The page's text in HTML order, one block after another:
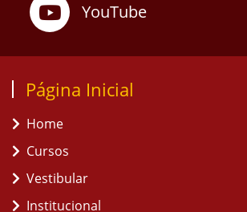
YouTube
Página Inicial
Home
Cursos
Vestibular
Institucional